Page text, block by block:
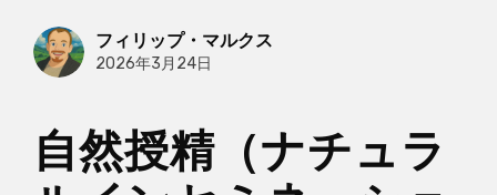
フィリップ・マルクス
2026年3月24日
自然授精（ナチュラ